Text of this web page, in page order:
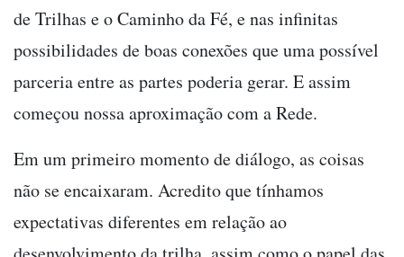
de Trilhas e o Caminho da Fé, e nas infinitas
possibilidades de boas conexões que uma possível
parceria entre as partes poderia gerar. E assim
começou nossa aproximação com a Rede.
Em um primeiro momento de diálogo, as coisas
não se encaixaram. Acredito que tínhamos
expectativas diferentes em relação ao